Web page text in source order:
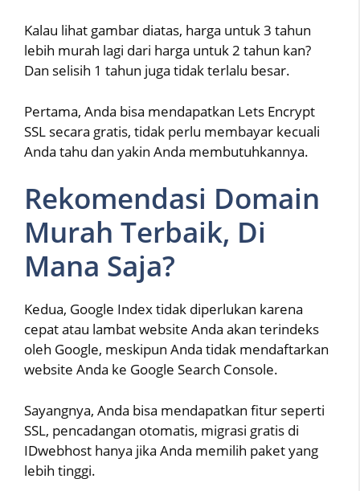
Kalau lihat gambar diatas, harga untuk 3 tahun
lebih murah lagi dari harga untuk 2 tahun kan?
Dan selisih 1 tahun juga tidak terlalu besar.
Pertama, Anda bisa mendapatkan Lets Encrypt
SSL secara gratis, tidak perlu membayar kecuali
Anda tahu dan yakin Anda membutuhkannya.
Rekomendasi Domain
Murah Terbaik, Di
Mana Saja?
Kedua, Google Index tidak diperlukan karena
cepat atau lambat website Anda akan terindeks
oleh Google, meskipun Anda tidak mendaftarkan
website Anda ke Google Search Console.
Sayangnya, Anda bisa mendapatkan fitur seperti
SSL, pencadangan otomatis, migrasi gratis di
IDwebhost hanya jika Anda memilih paket yang
lebih tinggi.